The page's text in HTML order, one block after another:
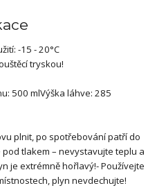
-15 - 20°C
tryskou!
500 mlVýška láhve: 285
plnit, po spotřebování patří do
tlakem – nevystavujte teplu a
je extrémně hořlavý!- Používejte
plyn nevdechujte!